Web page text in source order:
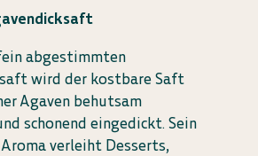
abgestimmten
wird der kostbare Saft
Agaven behutsam
schonend eingedickt. Sein
verleiht Desserts,